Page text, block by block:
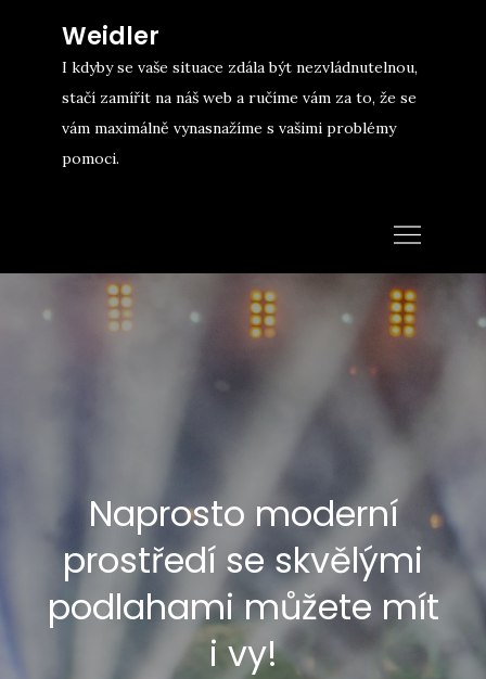
content
Weidler
I kdyby se vaše situace zdála být nezvládnutelnou,
stačí zamířit na náš web a ručíme vám za to, že se
vám maximálně vynasnažíme s vašimi problémy
pomoci.
Naprosto moderní
prostředí se skvělými
podlahami můžete mít
i vy!